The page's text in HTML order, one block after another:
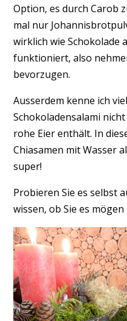
Option, es durch Carob
mal nur
wirklich wie Schokolade
funktioniert, also
bevorzugen.
Ausserdem kenne ich
Schokoladensalami
rohe Eier enthält. In
Chiasamen mit Wasser
super!
Probieren Sie es selbst
wissen, ob Sie es mögen